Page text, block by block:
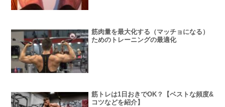
筋肉量を最大化する（マッチョになる）
ためのトレーニングの最適化
筋トレは1日おきでOK？【ベストな頻度&
コツなどを紹介】